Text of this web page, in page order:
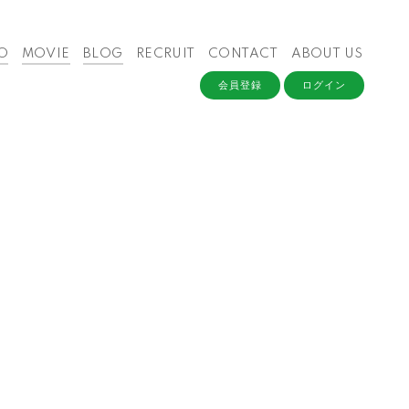
MOVIE BLOG RECRUIT CONTACT ABOUT US
会員登録 ログイン